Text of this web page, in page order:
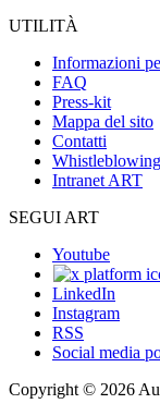
UTILITÀ
Informazioni
FAQ
Press-kit
Mappa del sito
Contatti
Whistleblowing
Intranet ART
SEGUI ART
Youtube
LinkedIn
Instagram
RSS
Social media
Copyright © 2026